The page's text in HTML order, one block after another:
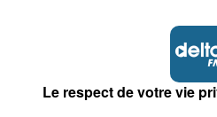
Le respect de votre vie